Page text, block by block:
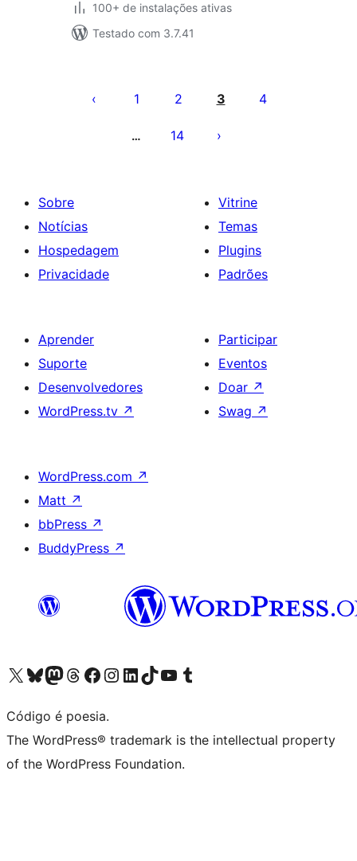
100+ de instalações ativas
Testado com 3.7.41
1 2 3 4
… 14
Sobre
Notícias
Hospedagem
Privacidade
Vitrine
Temas
Plugins
Padrões
Aprender
Suporte
Desenvolvedores
WordPress.tv ↗
Participar
Eventos
Doar ↗
Swag ↗
WordPress.com ↗
Matt ↗
bbPress ↗
BuddyPress ↗
Acessar nossa conta do X (antigo Twitter)
Acessar nossa conta do Bluesky
Acessar nossa conta do Mastodon
Acessar nossa conta do Threads
Acessar nossa página do Facebook
Acessar nossa conta do Instagram
Acessar nossa conta do LinkedIn
Acessar nossa conta do TikTok
Acessar nosso canal do YouTube
Acessar nossa conta no Tumblr
Código é poesia.
The WordPress® trademark is the intellectual property
of the WordPress Foundation.